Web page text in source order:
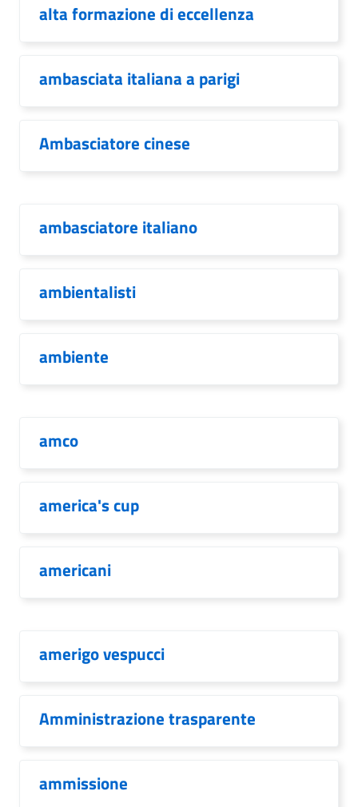
alta formazione di eccellenza
ambasciata italiana a parigi
Ambasciatore cinese
ambasciatore italiano
ambientalisti
ambiente
amco
america's cup
americani
amerigo vespucci
Amministrazione trasparente
ammissione